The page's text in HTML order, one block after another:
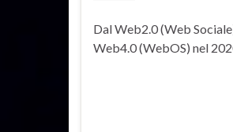
Dal Web2.0 (Web
Web4.0 (WebOS) nel